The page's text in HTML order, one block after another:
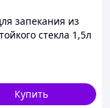
запекания из
стекла 1,5л
и хранения
Купить